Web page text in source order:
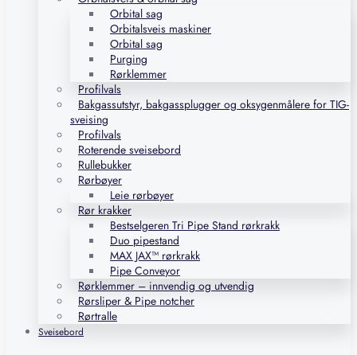
Orbital sag
Orbitalsveis maskiner
Orbital sag
Purging
Rørklemmer
Profilvals
Bakgassutstyr, bakgassplugger og oksygenmålere for TIG-
sveising
Profilvals
Roterende sveisebord
Rullebukker
Rørbøyer
Leie rørbøyer
Rør krakker
Bestselgeren Tri Pipe Stand rørkrakk
Duo pipestand
MAX JAX™ rørkrakk
Pipe Conveyor
Rørklemmer – innvendig og utvendig
Rørsliper & Pipe notcher
Rørtralle
Sveisebord